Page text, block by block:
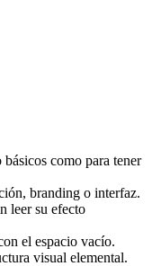
básicos como para tener
branding o interfaz.
leer su efecto
el espacio vacío.
visual elemental.